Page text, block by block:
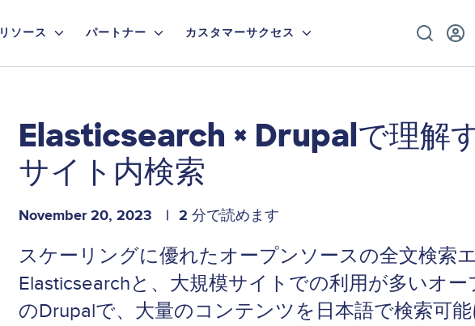
リソース パートナー カスタマーサクセス
Elasticsearch × Drupalで理解
サイト内検索
November 20, 2023 2 分で読めます
スケーリングに優れたオープンソースの全文検索
Elasticsearchと、大規模サイトでの利用が多いオー
のDrupalで、大量のコンテンツを日本語で検索可